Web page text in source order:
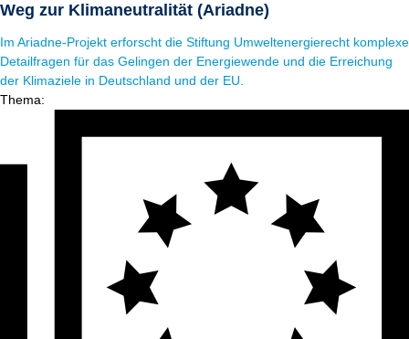
Weg zur Klimaneutralität (Ariadne)
Im Ariadne-Projekt erforscht die Stiftung Umweltenergierecht komplexe
Detailfragen für das Gelingen der Energiewende und die Erreichung
der Klimaziele in Deutschland und der EU.
Thema: